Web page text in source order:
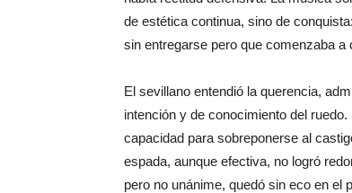
de estética continua, sino de
sin entregarse pero que comenzaba
El sevillano entendió la querencia,
intención y de conocimiento del
capacidad para sobreponerse al
espada, aunque efectiva, no logró
pero no unánime, quedó sin eco en el